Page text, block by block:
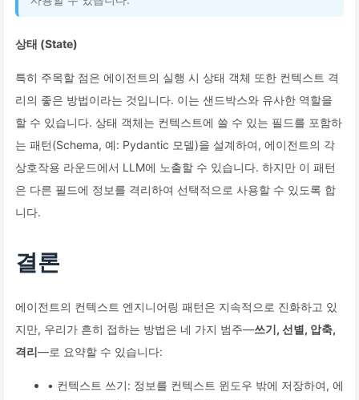
상태 (State)
특히 주목할 점은 에이전트의 실행 시 상태 객체 또한 컨텍스트 격
리의 좋은 방법이라는 것입니다. 이는 샌드박스와 유사한 역할을
할 수 있습니다. 상태 객체는 컨텍스트에 쓸 수 있는 필드를 포함하
는 패턴(Schema, 예: Pydantic 모델)을 설계하여, 에이전트의 각
상호작용 라운드에서 LLM에 노출할 수 있습니다. 하지만 이 패턴
은 다른 필드에 정보를 격리하여 선택적으로 사용할 수 있도록 합
니다.
결론
에이전트의 컨텍스트 엔지니어링 패턴은 지속적으로 진화하고 있
지만, 우리가 흔히 접하는 방법은 네 가지 범주—쓰기, 선별, 압축,
격리—로 요약할 수 있습니다:
• 컨텍스트 쓰기: 정보를 컨텍스트 윈도우 밖에 저장하여, 에